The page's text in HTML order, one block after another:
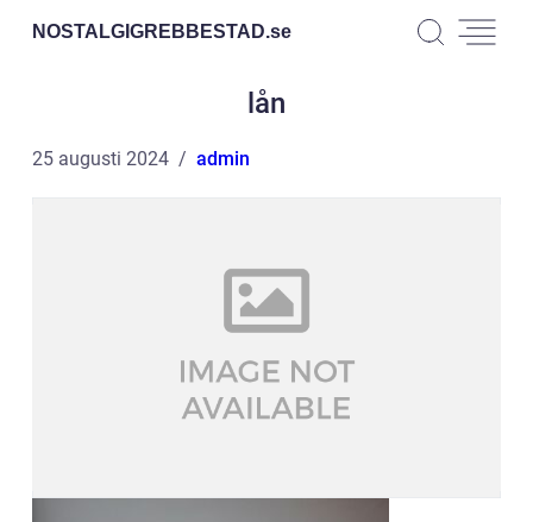
NOSTALGIGREBBESTAD.se
lån
25 augusti 2024 admin